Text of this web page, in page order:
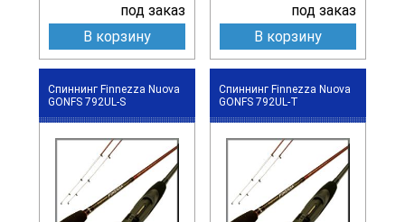
под заказ
В корзину
под заказ
В корзину
Спиннинг Finnezza Nuova
GONFS 792UL-S
Спиннинг Finnezza Nuova
GONFS 792UL-T